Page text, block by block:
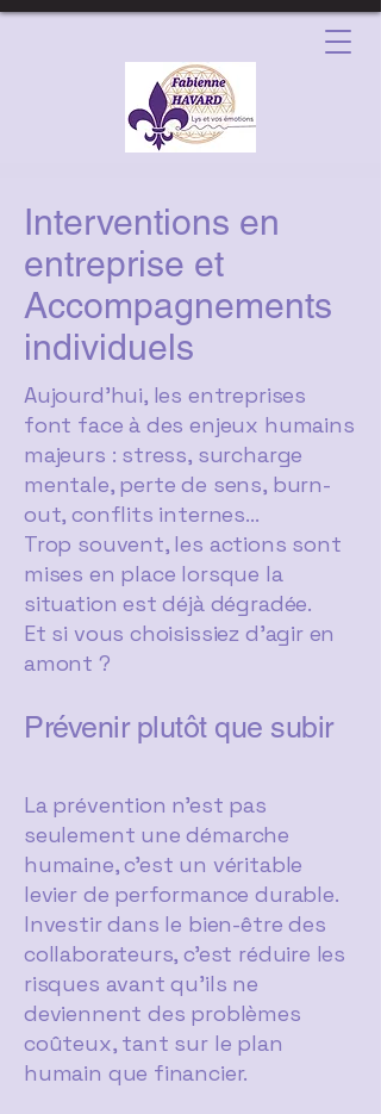
Interventions en
entreprise et
Accompagnements
individuels
Aujourd’hui, les entreprises
font face à des enjeux humains
majeurs : stress, surcharge
mentale, perte de sens, burn-
out, conflits internes…
Trop souvent, les actions sont
mises en place lorsque la
situation est déjà dégradée.
Et si vous choisissiez d’agir en
amont ?
Prévenir plutôt que subir
La prévention n’est pas
seulement une démarche
humaine, c’est un véritable
levier de performance durable.
Investir dans le bien-être des
collaborateurs, c’est réduire les
risques avant qu’ils ne
deviennent des problèmes
coûteux, tant sur le plan
humain que financier.